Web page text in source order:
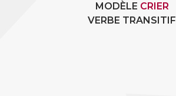
MODÈLE CRIER
VERBE TRANSITIF